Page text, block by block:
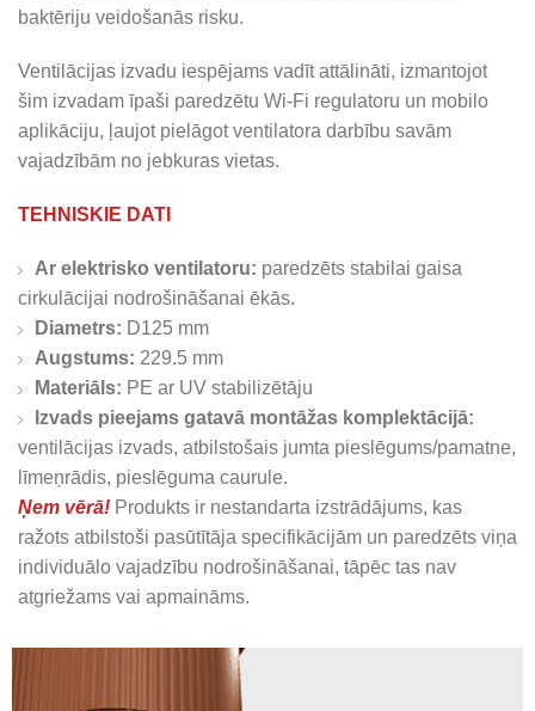
baktēriju veidošanās risku.
Ventilācijas izvadu iespējams vadīt attālināti, izmantojot
šim izvadam īpaši paredzētu Wi-Fi regulatoru un mobilo
aplikāciju, ļaujot pielāgot ventilatora darbību savām
vajadzībām no jebkuras vietas.
TEHNISKIE DATI
Ar elektrisko ventilatoru: paredzēts stabilai gaisa
cirkulācijai nodrošināšanai ēkās.
Diametrs: D125 mm
Augstums: 229.5 mm
Materiāls: PE ar UV stabilizētāju
Izvads pieejams gatavā montāžas komplektācijā:
ventilācijas izvads, atbilstošais jumta pieslēgums/pamatne,
līmeņrādis, pieslēguma caurule.
Ņem vērā! Produkts ir nestandarta izstrādājums, kas
ražots atbilstoši pasūtītāja specifikācijām un paredzēts viņa
individuālo vajadzību nodrošināšanai, tāpēc tas nav
atgriežams vai apmaināms.